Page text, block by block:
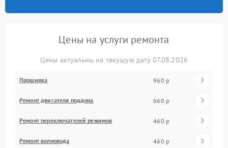
Цены на услуги ремонта
Цены актуальны на текущую дату 07.08.2026
Прошивка 960 р
Ремонт двигателя поддона 660 р
Ремонт переключателей режимов 460 р
Ремонт волновода 460 р